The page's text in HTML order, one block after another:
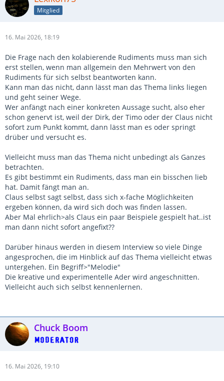
Mitglied
16. Mai 2026, 18:19
Die Frage nach den kolabierende Rudiments muss man sich
erst stellen, wenn man allgemein den Mehrwert von den
Rudiments für sich selbst beantworten kann.
Kann man das nicht, dann lässt man das Thema links liegen
und geht seiner Wege.
Wer anfängt nach einer konkreten Aussage sucht, also eher
schon genervt ist, weil der Dirk, der Timo oder der Claus nicht
sofort zum Punkt kommt, dann lässt man es oder springt
drüber und versucht es.
Vielleicht muss man das Thema nicht unbedingt als Ganzes
betrachten.
Es gibt bestimmt ein Rudiments, dass man ein bisschen lieb
hat. Damit fängt man an.
Claus selbst sagt selbst, dass sich x-fache Möglichkeiten
ergeben können, da wird sich doch was finden lassen.
Aber Mal ehrlich>als Claus ein paar Beispiele gespielt hat..ist
man dann nicht sofort angefixt??
Darüber hinaus werden in diesem Interview so viele Dinge
angesprochen, die im Hinblick auf das Thema vielleicht etwas
untergehen. Ein Begriff>"Melodie"
Die kreative und experimentelle Ader wird angeschnitten.
Vielleicht auch sich selbst kennenlernen.
Chuck Boom
16. Mai 2026, 19:10